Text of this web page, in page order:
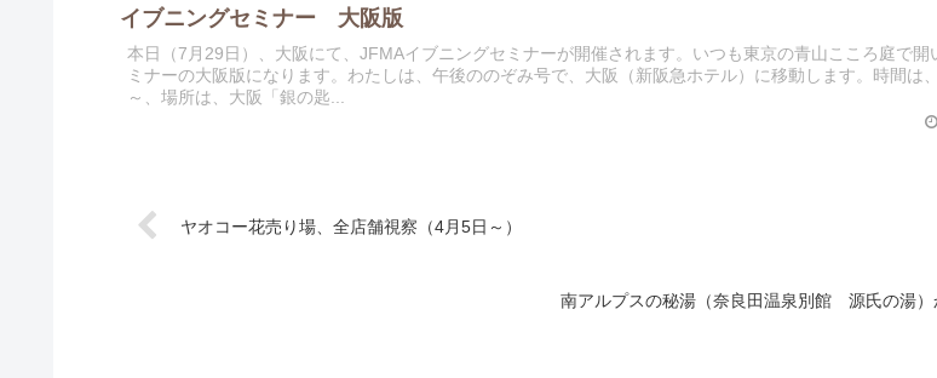
イブニングセミナー 大阪版
本日（7月29日）、大阪にて、JFMAイブニングセミナーが開催されます。いつも東京の青山こころ庭で開
ミナーの大阪版になります。わたしは、午後ののぞみ号で、大阪（新阪急ホテル）に移動します。時間は
～、場所は、大阪「銀の匙...
ヤオコー花売り場、全店舗視察（4月5日～）
南アルプスの秘湯（奈良田温泉別館 源氏の湯）